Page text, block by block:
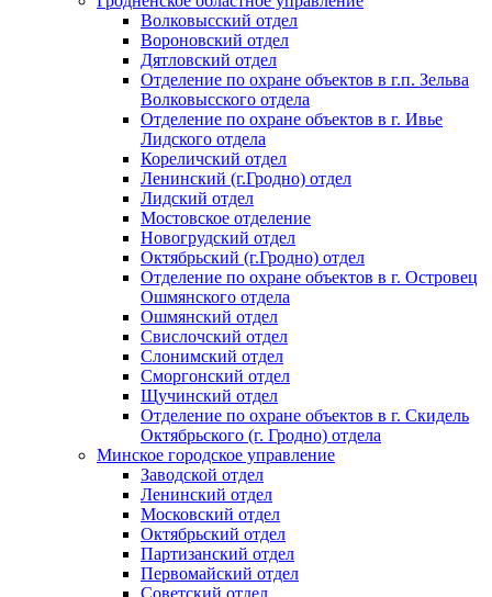
Волковысский отдел
Вороновский отдел
Дятловский отдел
Отделение по охране объектов в г.п. Зельва
Волковысского отдела
Отделение по охране объектов в г. Ивье
Лидского отдела
Кореличский отдел
Ленинский (г.Гродно) отдел
Лидский отдел
Мостовское отделение
Новогрудский отдел
Октябрьский (г.Гродно) отдел
Отделение по охране объектов в г. Островец
Ошмянского отдела
Ошмянский отдел
Свислочский отдел
Слонимский отдел
Сморгонский отдел
Щучинский отдел
Отделение по охране объектов в г. Скидель
Октябрьского (г. Гродно) отдела
Минское городское управление
Заводской отдел
Ленинский отдел
Московский отдел
Октябрьский отдел
Партизанский отдел
Первомайский отдел
Советский отдел